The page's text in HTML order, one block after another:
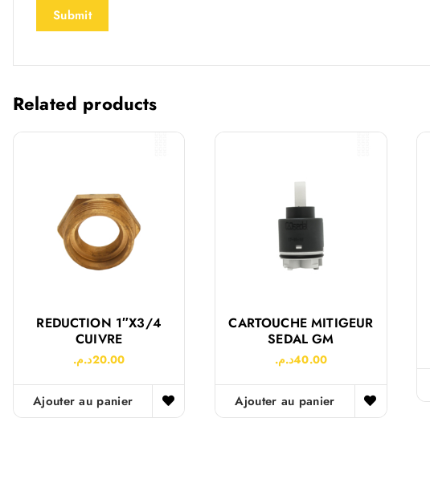
Related products
REDUCTION 1″x3/4
CUIVRE
20.00د.م.
Ajouter au panier
CARTOUCHE MITIGEUR
SEDAL GM
40.00د.م.
Ajouter au panier